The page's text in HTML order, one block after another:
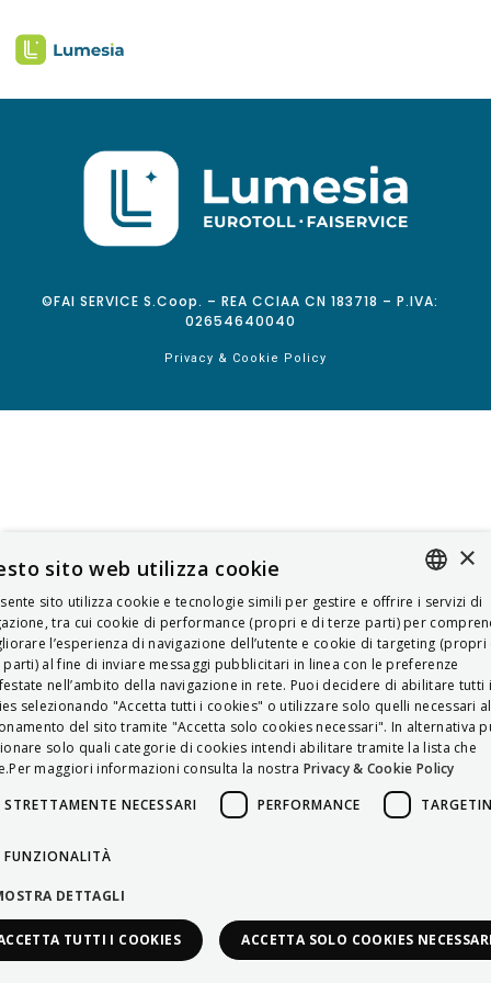
©FAI SERVICE S.Coop. – REA CCIAA CN 183718 – P.IVA:
02654640040
Privacy & Cookie Policy
ITALIAN
ENGLISH
FRENCH
HUNGARIAN
DEUTSCH
POLSKI
×
sito web utilizza cookie
sito utilizza cookie e tecnologie simili per gestire e offrire i servizi di
tra cui cookie di performance (propri e di terze parti) per
l’esperienza di navigazione dell’utente e cookie di targeting (propri
parti) al fine di inviare messaggi pubblicitari in linea con le preferenze
nell’ambito della navigazione in rete. Puoi decidere di abilitare tutti i
selezionando "Accetta tutti i cookies" o utilizzare solo quelli necessari al
del sito tramite "Accetta solo cookies necessari". In alternativa
solo quali categorie di cookies intendi abilitare tramite la lista che
maggiori informazioni consulta la nostra Privacy & Cookie Policy
STRETTAMENTE NECESSARI
PERFORMANCE
FUNZIONALITÀ
DETTAGLI
TUTTI I COOKIES ACCETTA SOLO COOKIES